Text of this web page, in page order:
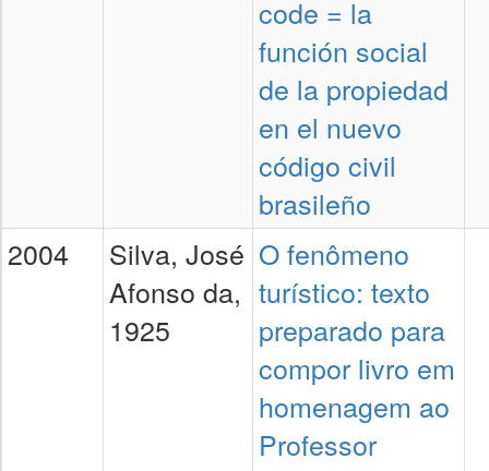
code = la
función social
de la propiedad
en el nuevo
código civil
brasileño
2004
Silva, José
Afonso da,
1925
O fenômeno
turístico: texto
preparado para
compor livro em
homenagem ao
Professor